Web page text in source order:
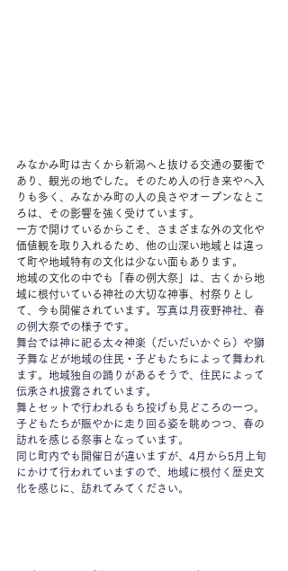
みなかみ町は古くから新潟へと抜ける交通の要衝で
あり、観光の地でした。そのため人の行き来やへ入
りも多く、みなかみ町の人の良さやオープンなとこ
ろは、その影響を強く受けています。
一方で開けているからこそ、さまざまな外の文化や
価値観を取り入れるため、他の山深い地域とは違っ
て町や地域特有の文化は少ない面もあります。
地域の文化の中でも「春の例大祭」は、古くから地
域に根付いている神社の大切な神事、村祭りとし
て、今も開催されています。 写真は月夜野神社、春
の例大祭での様子です。
舞台では神に祀る 太々神楽（だいだいかぐら）や獅
子舞などが地域の住民・子どもたちによって舞われ
ます。地域独自の踊りがあるそうで、住民によって
伝承され披露されています。
舞とセットで行われるもち投げも見どころの一つ。
子どもたちが賑やかに走り回る姿を眺めつつ、春の
訪れを感じる祭事となっています。
同じ町内でも開催日が違いますが、4月から5月上旬
にかけて行われていますので、地域に根付く歴史文
化を感じに、訪れてみてください。